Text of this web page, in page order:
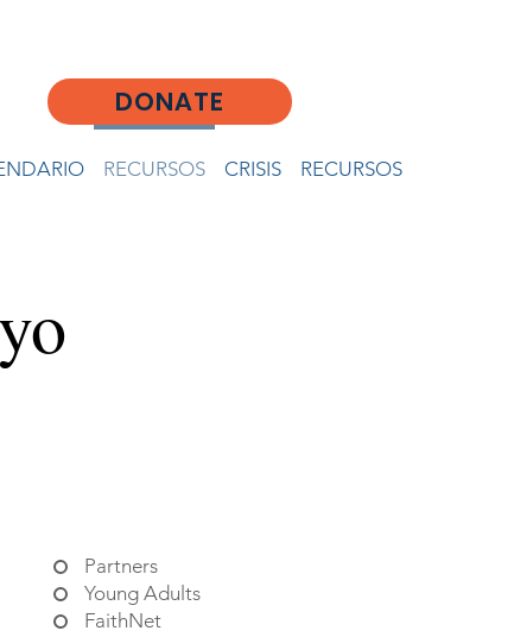
DONATE
RECURSOS CRISIS RECURSOS
Partners
Young Adults
FaithNet